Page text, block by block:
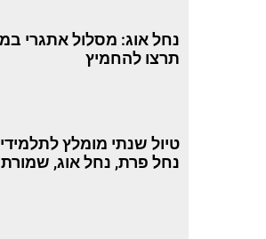
נחל אוג: מסלול אתגרי
תרצו להחמיץ
טיול שנתי מומלץ
נחל פרת, נחל אוג, שמורת